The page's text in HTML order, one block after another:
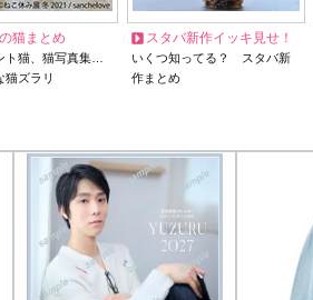
猫まとめ
ト猫、猫写真集…
猫ズラリ
スタバ新作イッキ見せ！
いくつ知ってる？ スタバ新
作まとめ